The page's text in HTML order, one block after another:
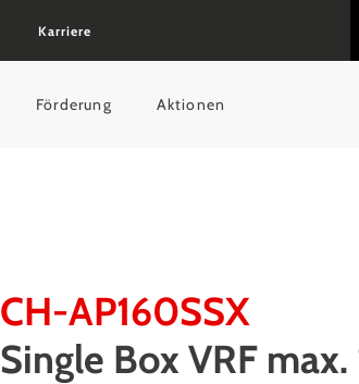
Karriere
Förderung Aktionen
CH-AP160SSX
Single Box VRF max.